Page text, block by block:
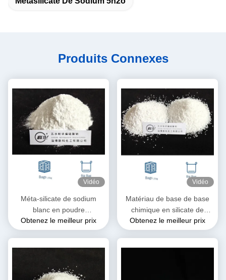
Produits Connexes
Vidéo
Méta-silicate de sodium
blanc en poudre
Na2SiO3·5H2O soluble dans
l'eau
Obtenez le meilleur prix
Vidéo
Matériau de base de base
chimique en silicate de
sodium aux propriétés
polyvalentes
Obtenez le meilleur prix